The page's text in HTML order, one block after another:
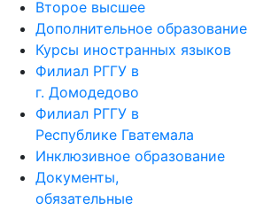
Второе высшее
Дополнительное образование
Курсы иностранных языков
Филиал РГГУ в
г. Домодедово
Филиал РГГУ в
Республике Гватемала
Инклюзивное образование
Документы,
обязательные